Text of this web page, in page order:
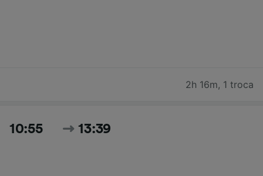
2h 16m, 1 troca
10:55 13:39